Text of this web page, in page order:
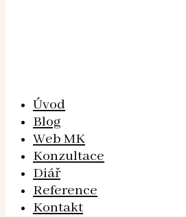
Úvod
Blog
Web MK
Konzultace
Diář
Reference
Kontakt